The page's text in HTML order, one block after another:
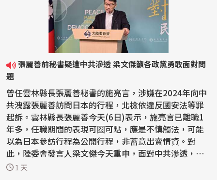
題
曾任雲林縣長張麗善秘書的施亮言，涉嫌在2024年向中
共洩露張麗善訪問日本的行程，北檢依違反國安法等罪
起訴。雲林縣長張麗善今天(6日)表示，施亮言已離職1
年多，任職期間的表現可圈可點，應是不慎觸法，可能
以為日本參訪行程為公開行程，非蓄意出賣情資。對
此，陸委會發言人梁文傑今天重申，面對中共滲透，各
政黨應勇敢...
1 天